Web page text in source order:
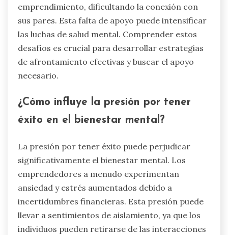
emprendimiento, dificultando la conexión con
sus pares. Esta falta de apoyo puede intensificar
las luchas de salud mental. Comprender estos
desafíos es crucial para desarrollar estrategias
de afrontamiento efectivas y buscar el apoyo
necesario.
¿Cómo influye la presión por tener
éxito en el bienestar mental?
La presión por tener éxito puede perjudicar
significativamente el bienestar mental. Los
emprendedores a menudo experimentan
ansiedad y estrés aumentados debido a
incertidumbres financieras. Esta presión puede
llevar a sentimientos de aislamiento, ya que los
individuos pueden retirarse de las interacciones